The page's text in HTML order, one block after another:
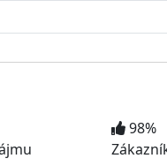
98%